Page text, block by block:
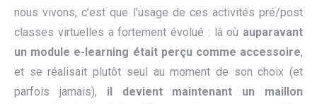
nous vivons, c’est que l’usage de ces activités pré/post
classes virtuelles a fortement évolué : là où auparavant
un module e-learning était perçu comme accessoire,
et se réalisait plutôt seul au moment de son choix (et
parfois jamais), il devient maintenant un maillon